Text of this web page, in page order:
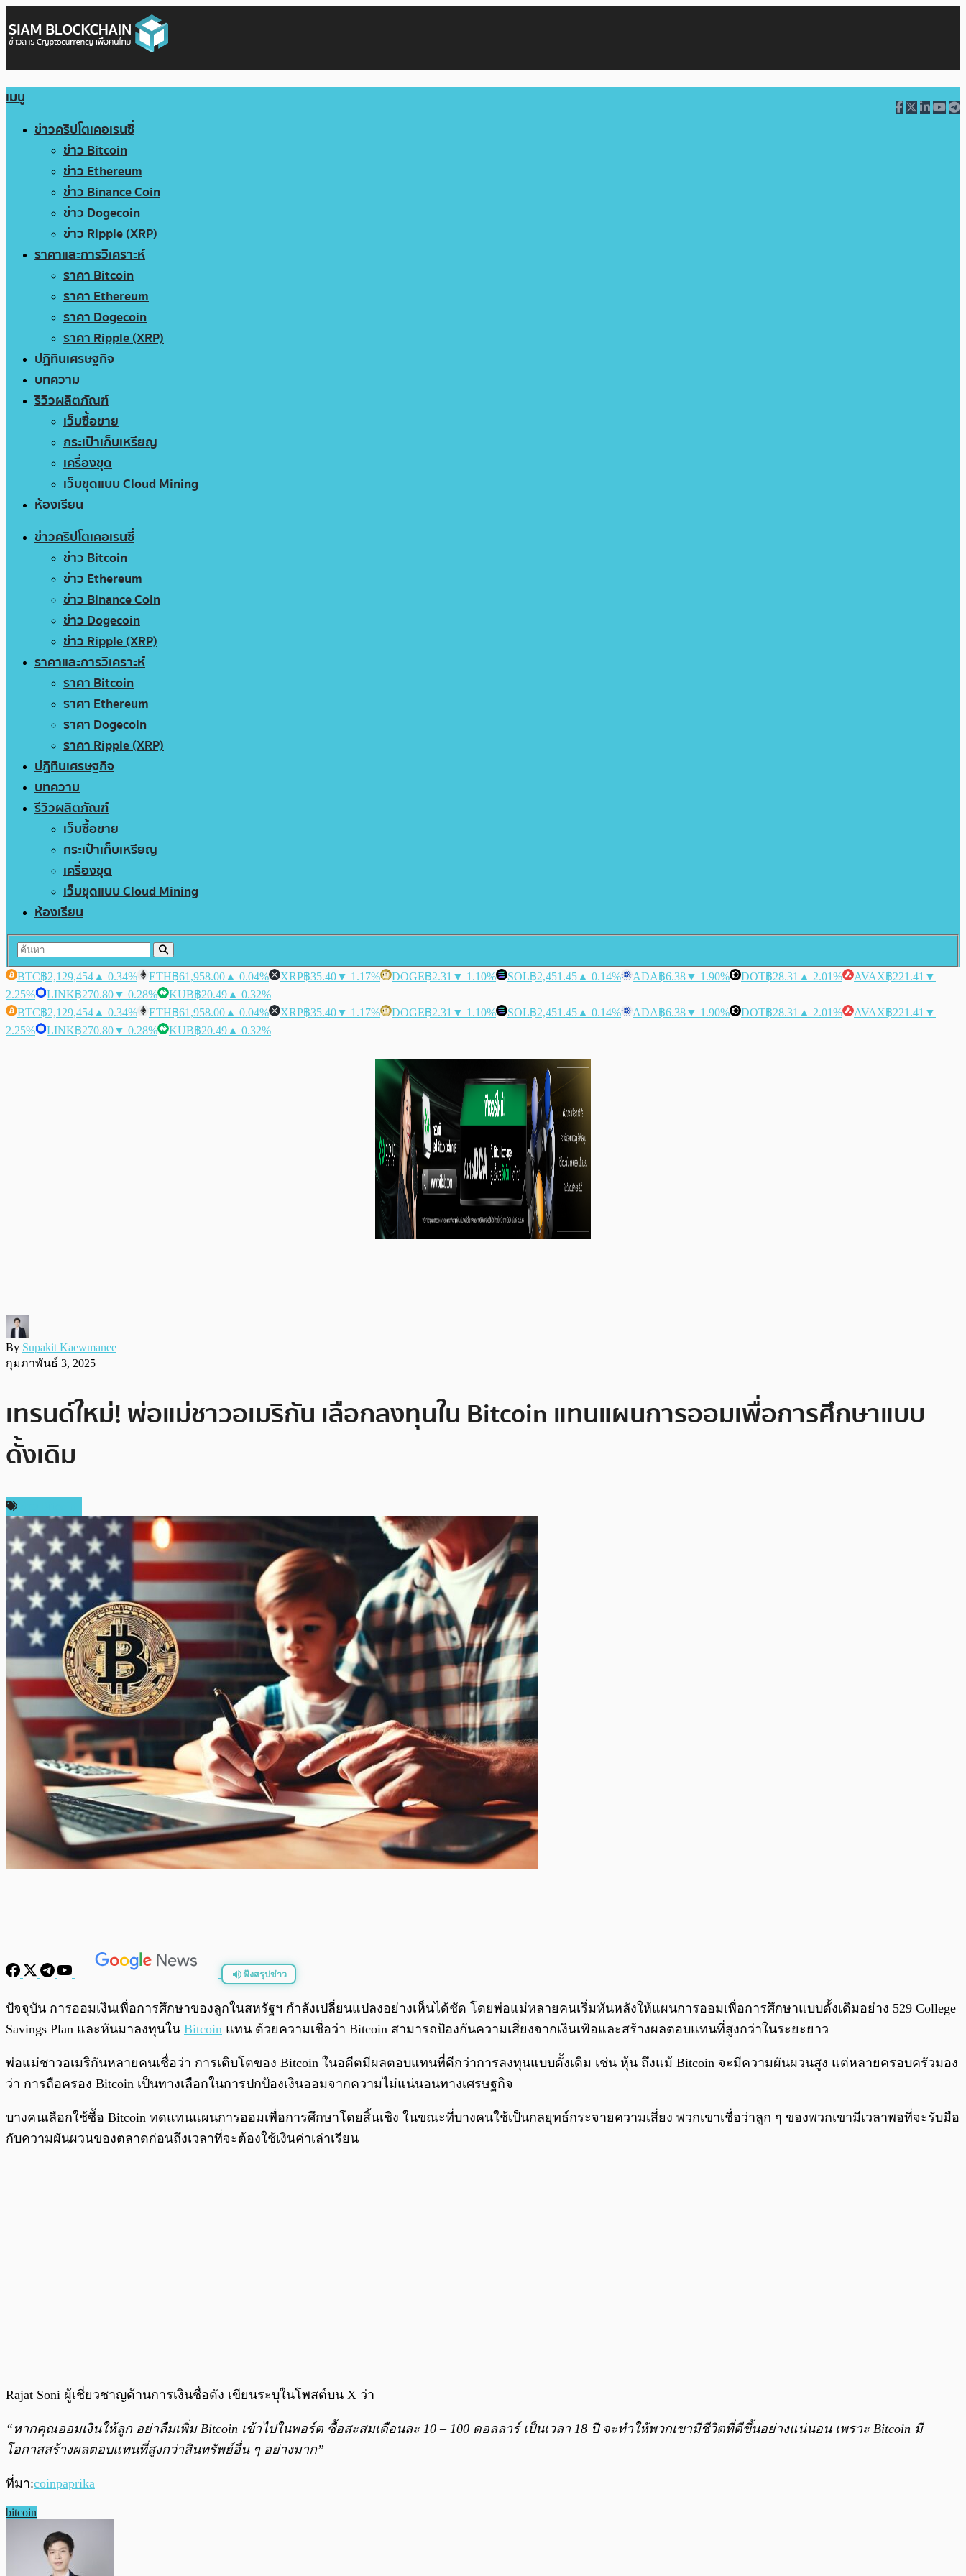
เมนู
ข่าวคริปโตเคอเรนซี่
ข่าว Bitcoin
ข่าว Ethereum
ข่าว Binance Coin
ข่าว Dogecoin
ข่าว Ripple (XRP)
ราคาและการวิเคราะห์
ราคา Bitcoin
ราคา Ethereum
ราคา Dogecoin
ราคา Ripple (XRP)
ปฏิทินเศรษฐกิจ
บทความ
รีวิวผลิตภัณฑ์
เว็บซื้อขาย
กระเป๋าเก็บเหรียญ
เครื่องขุด
เว็บขุดแบบ Cloud Mining
ห้องเรียน
ข่าวคริปโตเคอเรนซี่
ข่าว Bitcoin
ข่าว Ethereum
ข่าว Binance Coin
ข่าว Dogecoin
ข่าว Ripple (XRP)
ราคาและการวิเคราะห์
ราคา Bitcoin
ราคา Ethereum
ราคา Dogecoin
ราคา Ripple (XRP)
ปฏิทินเศรษฐกิจ
บทความ
รีวิวผลิตภัณฑ์
เว็บซื้อขาย
กระเป๋าเก็บเหรียญ
เครื่องขุด
เว็บขุดแบบ Cloud Mining
ห้องเรียน
BTC฿2,129,454 ▲ 0.34% ETH฿61,958.00 ▲ 0.04% XRP฿35.40▼ 1.17% DOGE฿2.31 ▼ 1.10% SOL฿2,451.45 ▲ 0.14% ADA฿6.38▼ 1.90% DOT฿28.31 ▲ 2.01% AVAX฿221.41 ▼
2.25%
LINK฿270.80▼ 0.28% KUB฿20.49 ▲ 0.32%
BTC฿2,129,454 ▲ 0.34% ETH฿61,958.00 ▲ 0.04% XRP฿35.40▼ 1.17% DOGE฿2.31 ▼ 1.10% SOL฿2,451.45 ▲ 0.14% ADA฿6.38▼ 1.90% DOT฿28.31 ▲ 2.01% AVAX฿221.41 ▼
2.25%
LINK฿270.80▼ 0.28% KUB฿20.49 ▲ 0.32%
By Supakit Kaewmanee
กุมภาพันธ์ 3, 2025
เทรนด์ใหม่! พ่อแม่ชาวอเมริกัน เลือกลงทุนใน Bitcoin แทนแผนการออมเพื่อการศึกษาแบบ
ดั้งเดิม
ฟังสรุปข่าว
0:00 0:00
ปัจจุบัน การออมเงินเพื่อการศึกษาของลูกในสหรัฐฯ กำลังเปลี่ยนแปลงอย่างเห็นได้ชัด โดยพ่อแม่หลายคนเริ่มหันหลังให้แผนการออมเพื่อการศึกษาแบบดั้งเดิมอย่าง 529 College
Savings Plan และหันมาลงทุนใน Bitcoin แทน ด้วยความเชื่อว่า Bitcoin สามารถป้องกันความเสี่ยงจากเงินเฟ้อและสร้างผลตอบแทนที่สูงกว่าในระยะยาว
พ่อแม่ชาวอเมริกันหลายคนเชื่อว่า การเติบโตของ Bitcoin ในอดีตมีผลตอบแทนที่ดีกว่าการลงทุนแบบดั้งเดิม เช่น หุ้น ถึงแม้ Bitcoin จะมีความผันผวนสูง แต่หลายครอบครัวมอง
ว่า การถือครอง Bitcoin เป็นทางเลือกในการปกป้องเงินออมจากความไม่แน่นอนทางเศรษฐกิจ
บางคนเลือกใช้ซื้อ Bitcoin ทดแทนแผนการออมเพื่อการศึกษาโดยสิ้นเชิง ในขณะที่บางคนใช้เป็นกลยุทธ์กระจายความเสี่ยง พวกเขาเชื่อว่าลูก ๆ ของพวกเขามีเวลาพอที่จะรับมือ
กับความผันผวนของตลาดก่อนถึงเวลาที่จะต้องใช้เงินค่าเล่าเรียน
Rajat Soni ผู้เชี่ยวชาญด้านการเงินชื่อดัง เขียนระบุในโพสต์บน X ว่า
“หากคุณออมเงินให้ลูก อย่าลืมเพิ่ม Bitcoin เข้าไปในพอร์ต ซื้อสะสมเดือนละ 10 – 100 ดอลลาร์ เป็นเวลา 18 ปี จะทำให้พวกเขามีชีวิตที่ดีขึ้นอย่างแน่นอน เพราะ Bitcoin มี
โอกาสสร้างผลตอบแทนที่สูงกว่าสินทรัพย์อื่น ๆ อย่างมาก”
ที่มา:coinpaprika
bitcoin